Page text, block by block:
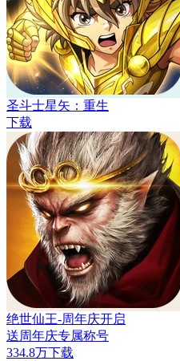
圣斗士星矢：重生
下载
绝世仙王-周年庆开启
送周年庆专属称号
334.8万下载